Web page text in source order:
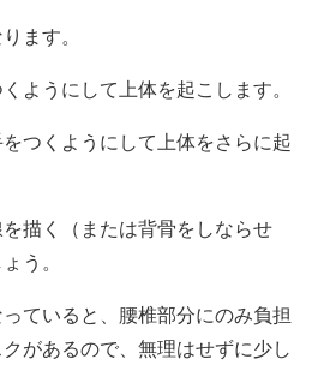
ます。
ようにして上体を起こします。
つくようにして上体をさらに起
描く（または背骨をしならせ
う。
ていると、腰椎部分にのみ負担
があるので、無理はせずに少し